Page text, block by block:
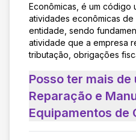
Econômicas, é um código
atividades econômicas de
entidade, sendo
atividade que a empresa
tributação, obrigações
Posso ter mais de
Reparação e
Equipamentos de